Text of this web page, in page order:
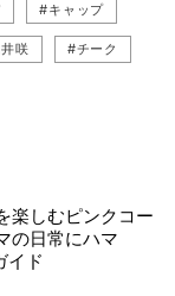
#キャップ
咲 #チーク
トック）
（ラコステ）
楽しむピンクコー
の日常にハマ
イド